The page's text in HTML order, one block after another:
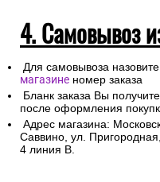
4. Самовывоз
Для самовывоза
магазине номер заказа
Бланк заказа Вы
после оформления
Адрес магазина:
Саввино, ул.
4 линия В.